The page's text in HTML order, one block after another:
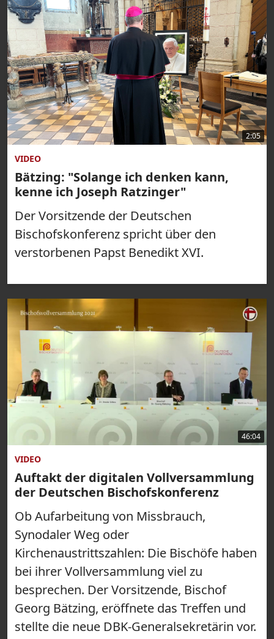
2:05
VIDEO
Bätzing: "Solange ich denken kann,
kenne ich Joseph Ratzinger"
Der Vorsitzende der Deutschen
Bischofskonferenz spricht über den
verstorbenen Papst Benedikt XVI.
46:04
VIDEO
Auftakt der digitalen Vollversammlung
der Deutschen Bischofskonferenz
Ob Aufarbeitung von Missbrauch,
Synodaler Weg oder
Kirchenaustrittszahlen: Die Bischöfe haben
bei ihrer Vollversammlung viel zu
besprechen. Der Vorsitzende, Bischof
Georg Bätzing, eröffnete das Treffen und
stellte die neue DBK-Generalsekretärin vor.